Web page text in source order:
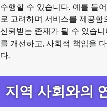
수행할 수 있습니다. 예를 들
로 고려하며 서비스를 제공함
신뢰받는 존재가 될 수 있습
를 개선하고, 사회적 책임을
다.
지역 사회와의